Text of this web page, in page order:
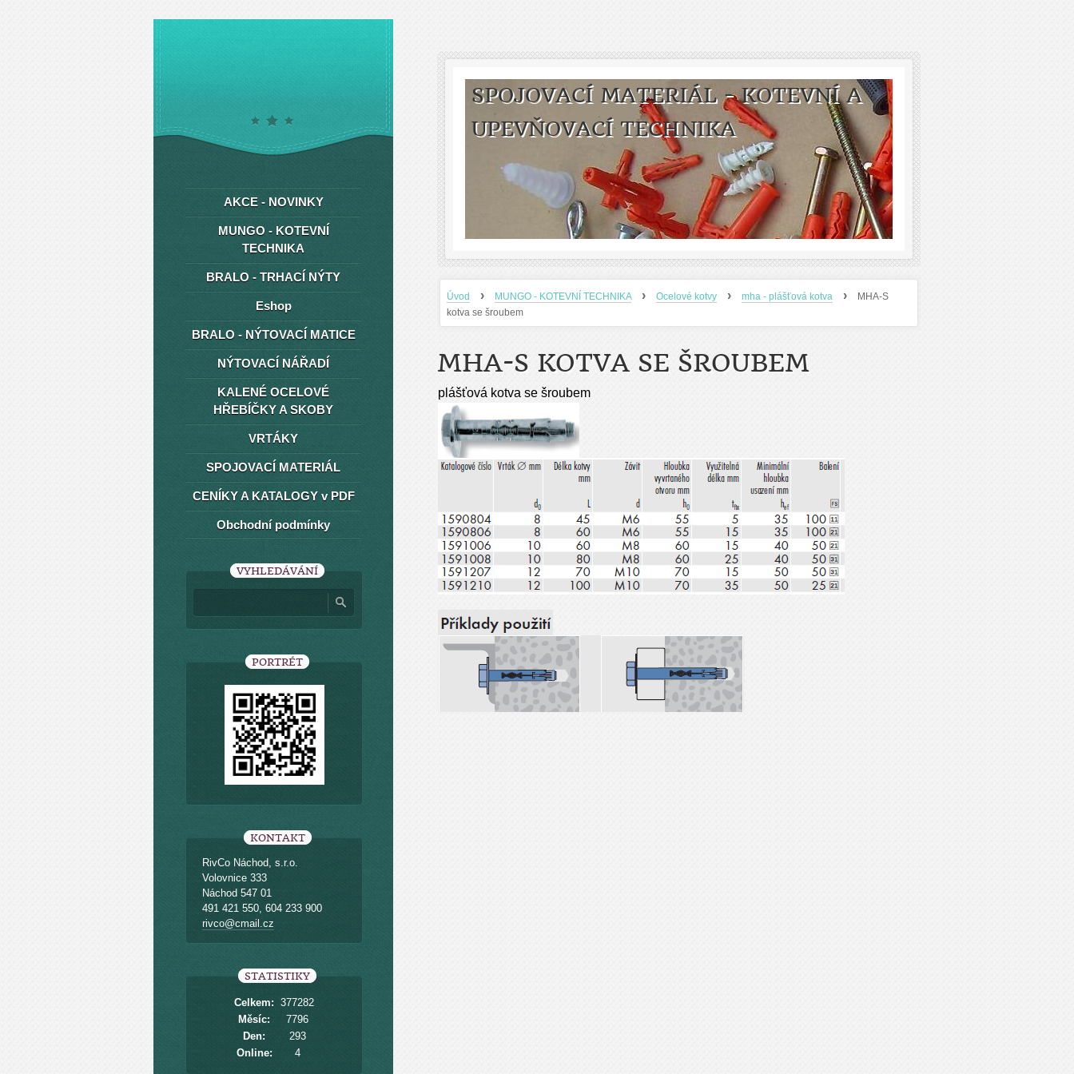
SPOJOVACÍ MATERIÁL - KOTEVNÍ A
UPEVŇOVACÍ TECHNIKA
Úvod › MUNGO - KOTEVNÍ TECHNIKA › Ocelové kotvy › mha - plášťová kotva ›
MHA-S
kotva se šroubem
MHA-S KOTVA SE ŠROUBEM
plášťová kotva se šroubem
AKCE - NOVINKY
MUNGO - KOTEVNÍ
TECHNIKA
BRALO - TRHACÍ NÝTY
Eshop
BRALO - NÝTOVACÍ MATICE
NÝTOVACÍ NÁŘADÍ
KALENÉ OCELOVÉ
HŘEBÍČKY A SKOBY
VRTÁKY
SPOJOVACÍ MATERIÁL
CENÍKY A KATALOGY v PDF
Obchodní podmínky
VYHLEDÁVÁNÍ
PORTRÉT
KONTAKT
RivCo Náchod, s.r.o.
Volovnice 333
Náchod 547 01
491 421 550, 604 233 900
rivco@cmail.cz
STATISTIKY
Online: 4
Celkem: 377282
Měsíc:
7796
Den:
293